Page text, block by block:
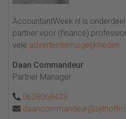
AccountantWeek.nl is
partner voor (finance)
vele advertentiemogelijkheden.
Daan Commandeur
Partner Manager
0628068433